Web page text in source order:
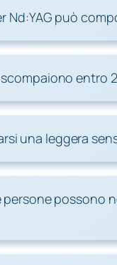
può
entro
una leggera
persone possono